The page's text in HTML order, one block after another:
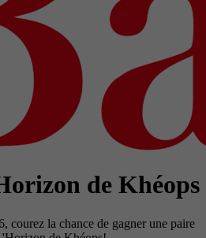
de Khéops
courez la chance de gagner une paire